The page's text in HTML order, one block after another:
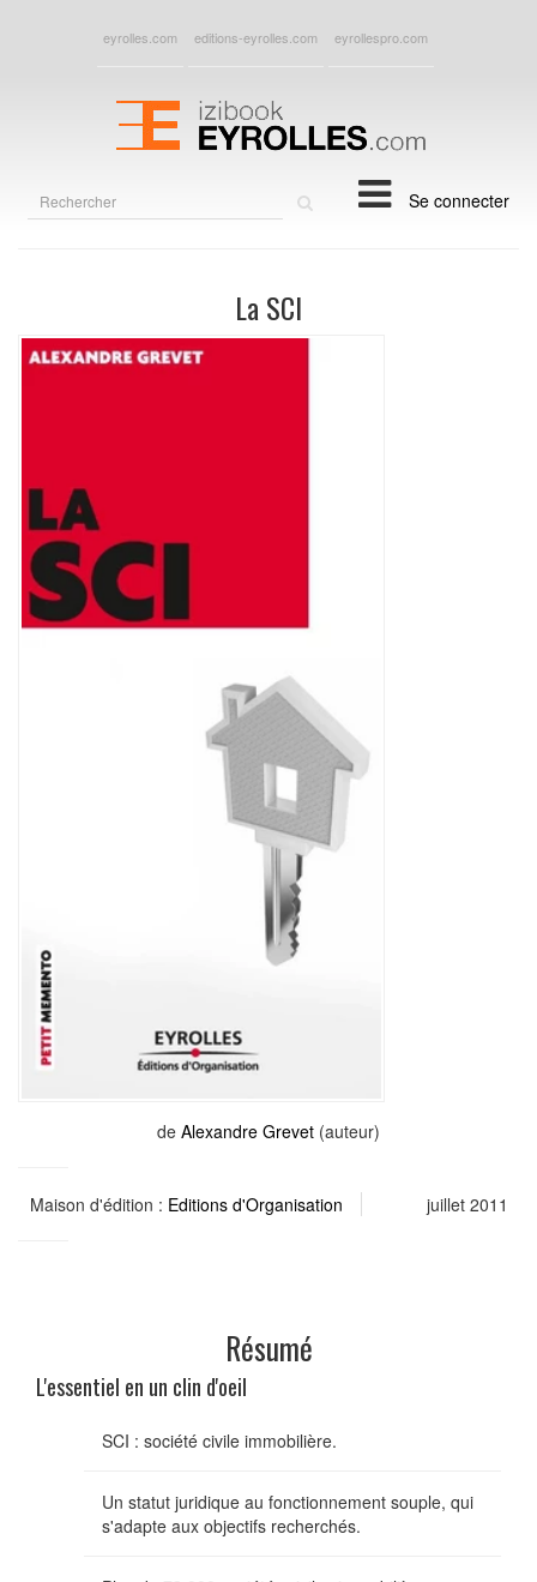
eyrolles.com editions-eyrolles.com eyrollespro.com
Se connecter
La SCI
de Alexandre Grevet (auteur)
Maison d'édition : Editions d'Organisation juillet 2011
Résumé
L'essentiel en un clin d'oeil
SCI : société civile immobilière.
Un statut juridique au fonctionnement souple, qui
s'adapte aux objectifs recherchés.